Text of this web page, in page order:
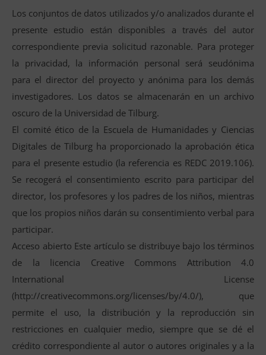
Los conjuntos de datos utilizados y/o analizados durante el
presente estudio están disponibles a través del autor
correspondiente previa solicitud razonable. Para proteger
la privacidad, la información personal será seudónima
para el director del proyecto y anónima para los demás
investigadores. Los datos se almacenarán en un archivo
oscuro de la Universidad de Tilburg.
El comité ético de la Escuela de Humanidades y Ciencias
Digitales de Tilburg ha proporcionado la aprobación ética
para el presente estudio (la referencia es REDC 2019.106).
Se recogerá el consentimiento escrito para participar del
director, los profesores y los padres de los niños, mientras
que los propios niños darán su consentimiento verbal para
participar.
Acceso abierto Este artículo se distribuye bajo los términos
de la licencia Creative Commons Attribution 4.0
International License
(http://creativecommons.org/licenses/by/4.0/), que
permite el uso, la distribución y la reproducción sin
restricciones en cualquier medio, siempre que se dé el
crédito correspondiente al autor o autores originales y a la